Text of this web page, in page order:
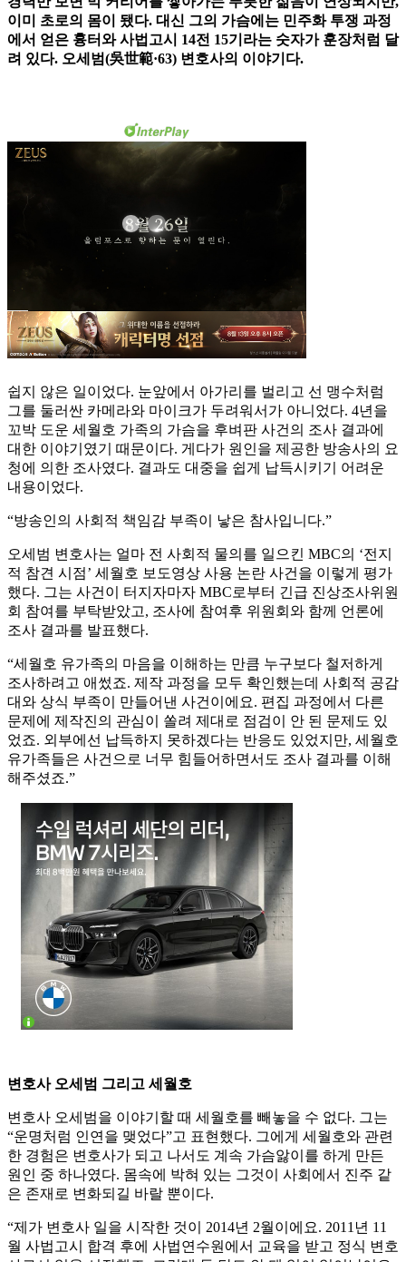
이미 초로의 몸이 됐다. 대신 그의 가슴에는 민주화 투쟁 과정
에서 얻은 흉터와 사법고시 14전 15기라는 숫자가 훈장처럼 달
려 있다. 오세범(吳世範·63) 변호사의 이야기다.
쉽지 않은 일이었다. 눈앞에서 아가리를 벌리고 선 맹수처럼
그를 둘러싼 카메라와 마이크가 두려워서가 아니었다. 4년을
꼬박 도운 세월호 가족의 가슴을 후벼판 사건의 조사 결과에
대한 이야기였기 때문이다. 게다가 원인을 제공한 방송사의 요
청에 의한 조사였다. 결과도 대중을 쉽게 납득시키기 어려운
내용이었다.
“방송인의 사회적 책임감 부족이 낳은 참사입니다.”
오세범 변호사는 얼마 전 사회적 물의를 일으킨 MBC의 ‘전지
적 참견 시점’ 세월호 보도영상 사용 논란 사건을 이렇게 평가
했다. 그는 사건이 터지자마자 MBC로부터 긴급 진상조사위원
회 참여를 부탁받았고, 조사에 참여후 위원회와 함께 언론에
조사 결과를 발표했다.
“세월호 유가족의 마음을 이해하는 만큼 누구보다 철저하게
조사하려고 애썼죠. 제작 과정을 모두 확인했는데 사회적 공감
대와 상식 부족이 만들어낸 사건이에요. 편집 과정에서 다른
문제에 제작진의 관심이 쏠려 제대로 점검이 안 된 문제도 있
었죠. 외부에선 납득하지 못하겠다는 반응도 있었지만, 세월호
유가족들은 사건으로 너무 힘들어하면서도 조사 결과를 이해
해주셨죠.”
변호사 오세범 그리고 세월호
변호사 오세범을 이야기할 때 세월호를 빼놓을 수 없다. 그는
“운명처럼 인연을 맺었다”고 표현했다. 그에게 세월호와 관련
한 경험은 변호사가 되고 나서도 계속 가슴앓이를 하게 만든
원인 중 하나였다. 몸속에 박혀 있는 그것이 사회에서 진주 같
은 존재로 변화되길 바랄 뿐이다.
“제가 변호사 일을 시작한 것이 2014년 2월이에요. 2011년 11
월 사법고시 합격 후에 사법연수원에서 교육을 받고 정식 변호